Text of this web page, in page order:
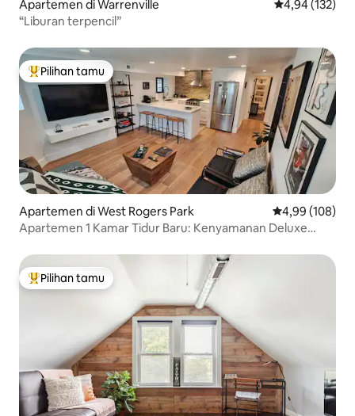
Apartemen di Warrenville Nilai rata-rata
4,94 (132)
“Liburan terpencil”
Pilihan tamu terpopuler
Pilihan tamu
Apartemen di West Rogers Park Nilai rata-rata
4,99 (108)
Apartemen 1 Kamar Tidur Baru: Kenyamanan Deluxe
Pilihan tamu terpopuler
Pilihan tamu